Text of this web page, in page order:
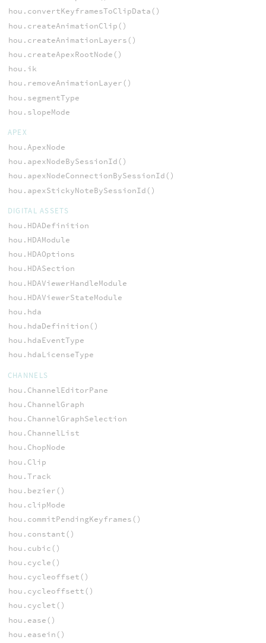
hou.convertKeyframesToClipData()
hou.createAnimationClip()
hou.createAnimationLayers()
hou.createApexRootNode()
hou.ik
hou.removeAnimationLayer()
hou.segmentType
hou.slopeMode
APEX
hou.ApexNode
hou.apexNodeBySessionId()
hou.apexNodeConnectionBySessionId()
hou.apexStickyNoteBySessionId()
DIGITAL ASSETS
hou.HDADefinition
hou.HDAModule
hou.HDAOptions
hou.HDASection
hou.HDAViewerHandleModule
hou.HDAViewerStateModule
hou.hda
hou.hdaDefinition()
hou.hdaEventType
hou.hdaLicenseType
CHANNELS
hou.ChannelEditorPane
hou.ChannelGraph
hou.ChannelGraphSelection
hou.ChannelList
hou.ChopNode
hou.Clip
hou.Track
hou.bezier()
hou.clipMode
hou.commitPendingKeyframes()
hou.constant()
hou.cubic()
hou.cycle()
hou.cycleoffset()
hou.cycleoffsett()
hou.cyclet()
hou.ease()
hou.easein()